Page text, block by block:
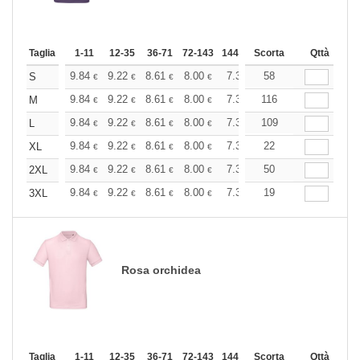
Taglia 1-11 12-35 36-71 72-143 144-287 288 + Altri
Scorta Qttà
S 9.84 € 9.22 € 8.61 € 8.00 € 7.38 7.07
58
M
9.84 € 9.22 € 8.61 € 8.00 € 7.38 7.07
116
L
9.84 € 9.22 € 8.61 € 8.00 € 7.38 7.07
109
XL
9.84 € 9.22 € 8.61 € 8.00 € 7.38 7.07
22
2XL
9.84 € 9.22 € 8.61 € 8.00 € 7.38 7.07
50
3XL
9.84 € 9.22 € 8.61 € 8.00 € 7.38 7.07
19
Rosa orchidea
Taglia 1-11 12-35 36-71 72-143 144-287 288 + Altri
Scorta Qttà